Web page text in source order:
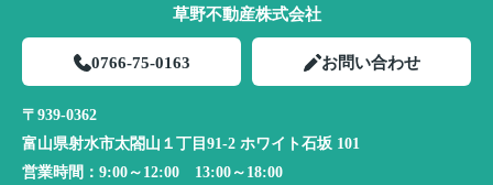
草野不動産株式会社
0766-75-0163 お問い合わせ
〒939-0362
富山県射水市太閤山１丁目91-2 ホワイト石坂 101
営業時間： 9:00～12:00 13:00～18:00